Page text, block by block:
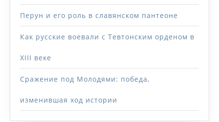
Перун и его роль в славянском пантеоне
Как русские воевали с Тевтонским орденом в
XIII веке
Сражение под Молодями: победа,
изменившая ход истории